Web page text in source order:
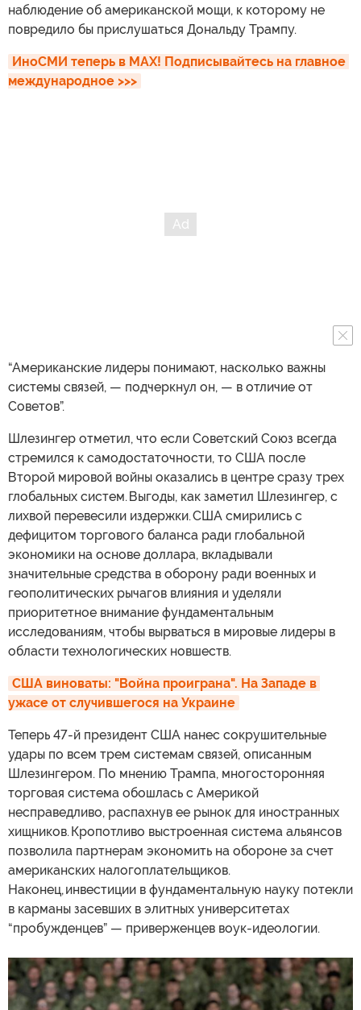
наблюдение об американской мощи, к которому не
повредило бы прислушаться Дональду Трампу.
ИноСМИ теперь в MAX! Подписывайтесь на главное
международное >>>
“Американские лидеры понимают, насколько важны
системы связей, — подчеркнул он, — в отличие от
Советов”.
Шлезингер отметил, что если Советский Союз всегда
стремился к самодостаточности, то США после
Второй мировой войны оказались в центре сразу трех
глобальных систем. Выгоды, как заметил Шлезингер, с
лихвой перевесили издержки. США смирились с
дефицитом торгового баланса ради глобальной
экономики на основе доллара, вкладывали
значительные средства в оборону ради военных и
геополитических рычагов влияния и уделяли
приоритетное внимание фундаментальным
исследованиям, чтобы вырваться в мировые лидеры в
области технологических новшеств.
США виноваты: "Война проиграна". На Западе в
ужасе от случившегося на Украине
Теперь 47-й президент США нанес сокрушительные
удары по всем трем системам связей, описанным
Шлезингером. По мнению Трампа, многосторонняя
торговая система обошлась с Америкой
несправедливо, распахнув ее рынок для иностранных
хищников. Кропотливо выстроенная система альянсов
позволила партнерам экономить на обороне за счет
американских налогоплательщиков.
Наконец, инвестиции в фундаментальную науку потекли
в карманы засевших в элитных университетах
“пробужденцев” — приверженцев воук-идеологии.